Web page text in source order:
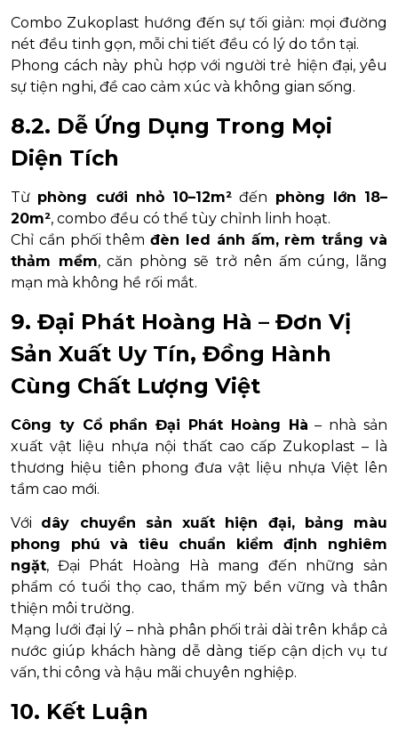
Combo Zukoplast hướng đến sự tối giản: mọi đường
nét đều tinh gọn, mỗi chi tiết đều có lý do tồn tại.
Phong cách này phù hợp với người trẻ hiện đại, yêu
sự tiện nghi, đề cao cảm xúc và không gian sống.
8.2. Dễ Ứng Dụng Trong Mọi
Diện Tích
Từ phòng cưới nhỏ 10–12m² đến phòng lớn 18–
20m², combo đều có thể tùy chỉnh linh hoạt.
Chỉ cần phối thêmđèn led ánh ấm, rèm trắng và
thảm mềm, căn phòng sẽ trở nên ấm cúng, lãng
mạn mà không hề rối mắt.
9. Đại Phát Hoàng Hà – Đơn Vị
Sản Xuất Uy Tín, Đồng Hành
Cùng Chất Lượng Việt
Công ty Cổ phần Đại Phát Hoàng Hà – nhà sản
xuất vật liệu nhựa nội thất cao cấp Zukoplast – là
thương hiệu tiên phong đưa vật liệu nhựa Việt lên
tầm cao mới.
Với dây chuyền sản xuất hiện đại, bảng màu
phong phú và tiêu chuẩn kiểm định nghiêm
ngặt, Đại Phát Hoàng Hà mang đến những sản
phẩm có tuổi thọ cao, thẩm mỹ bền vững và thân
thiện môi trường.
Mạng lưới đại lý – nhà phân phối trải dài trên khắp cả
nước giúp khách hàng dễ dàng tiếp cận dịch vụ tư
vấn, thi công và hậu mãi chuyên nghiệp.
10. Kết Luận